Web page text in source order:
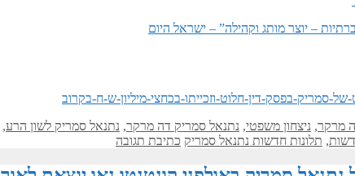
– יוצר מותג וקהילה” – ישראל היום
מרקר, ניצחון משפטי, נתנאל סמריק דה מרקר, נתנאל סמריק לשון הרע,
, תלונות חדשות נתנאל סמריק כתיבת תגובה